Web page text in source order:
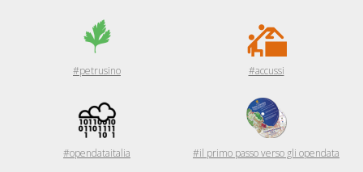
#petrusino #accussi
#opendataitalia #il primo passo verso gli opendata